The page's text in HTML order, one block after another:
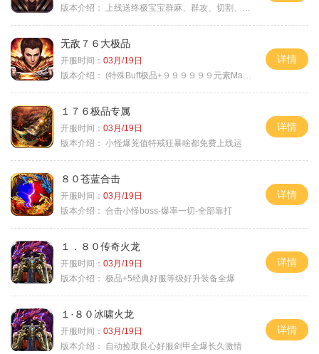
版本介绍：
上线送终极宝宝群麻、群攻、切割、吸血
无敌７６大极品
开服时间： 03月/19日
版本介绍： (特殊Buff极品+９９９９９９元素Max）
详情
１７６极品专属
开服时间： 03月/19日
版本介绍： 小怪爆茺值特戒狂暴啥都免费上线运
详情
８０苍蓝合击
开服时间： 03月/19日
版本介绍： 合击小怪boss-爆率一切-全部靠打
详情
１．８０传奇火龙
开服时间： 03月/19日
版本介绍： 极品+5经典好服等级好升装备全爆
详情
１·８０冰啸火龙
开服时间： 03月/19日
版本介绍：
自动捡取良心好服剑甲全爆长久激情
详情